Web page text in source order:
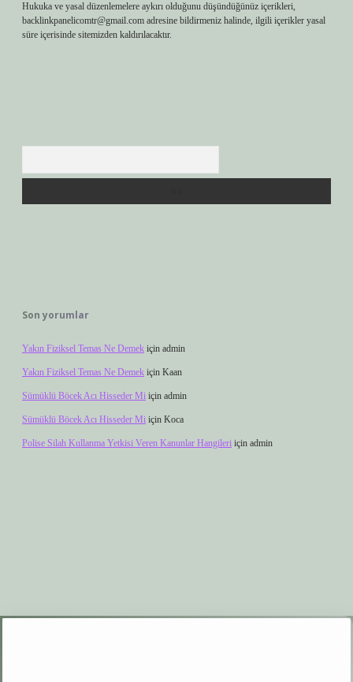
Hukuka ve yasal düzenlemelere aykırı olduğunu düşündüğünüz içerikleri,
backlinkpanelicomtr@gmail.com adresine bildirmeniz halinde, ilgili içerikler yasal
süre içerisinde sitemizden kaldırılacaktır.
Son yorumlar
Yakın Fiziksel Temas Ne Demek için admin
Yakın Fiziksel Temas Ne Demek için Kaan
Sümüklü Böcek Acı Hisseder Mi için admin
Sümüklü Böcek Acı Hisseder Mi için Koca
Polise Silah Kullanma Yetkisi Veren Kanunlar Hangileri için admin
elexbet giriş